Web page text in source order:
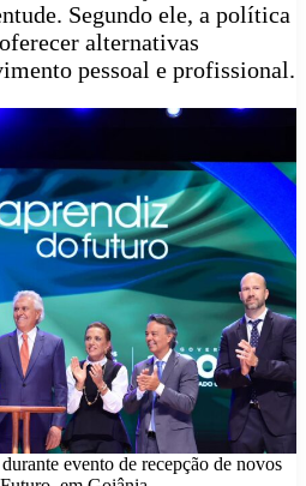
Segundo ele, a política
alternativas
pessoal e profissional.
evento de recepção de novos